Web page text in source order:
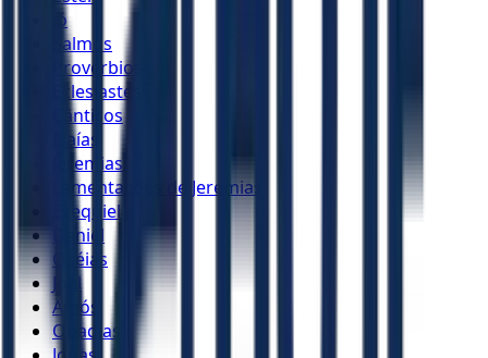
Jó
Salmos
Provérbios
Eclesiastes
Cânticos
Isaías
Jeremias
Lamentações de Jeremias
Ezequiel
Daniel
Oséias
Joel
Amós
Obadias